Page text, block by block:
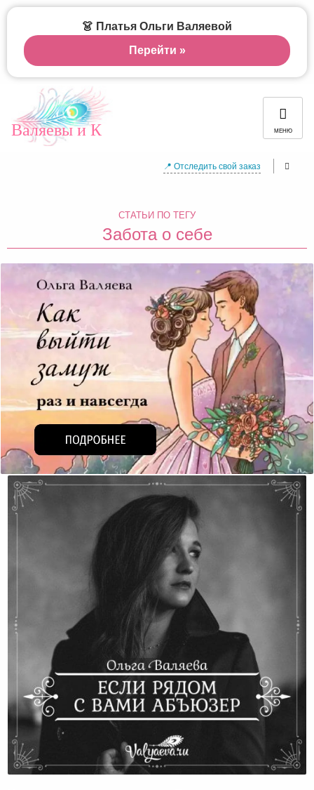
Валяевы и К МЕНЮ
📍 Отследить свой заказ
СТАТЬИ ПО ТЕГУ
Забота о себе
Если рядом с вами абъюзер
👗 Платья Ольги Валяевой
Перейти »